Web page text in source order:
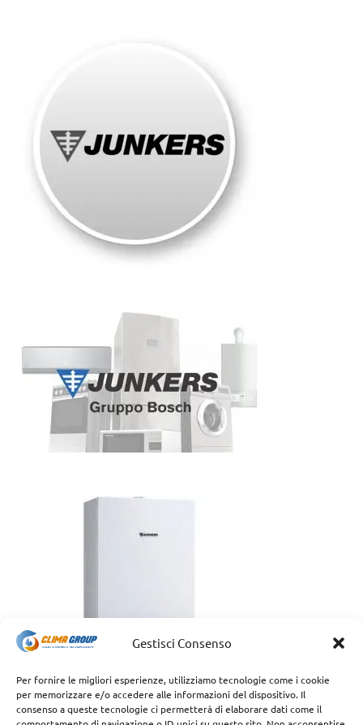
Gestisci Consenso
Per fornire le migliori esperienze, utilizziamo tecnologie come i cookie
per memorizzare e/o accedere alle informazioni del dispositivo. Il
consenso a queste tecnologie ci permetterà di elaborare dati come il